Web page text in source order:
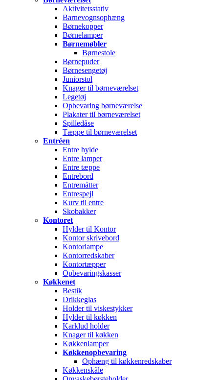
Aktivitetsstativ
Barnevognsophæng
Børnekopper
Børnelamper
Børnemøbler
Børnestole
Børnepuder
Børnesengetøj
Juniorstol
Knager til børneværelset
Legetøj
Opbevaring børneværelse
Plakater til børneværelset
Spilledåse
Tæppe til børneværelset
Entréen
Entre hylde
Entre lamper
Entre tæppe
Entrebord
Entremåtter
Entrespejl
Kurv til entre
Skobakker
Kontoret
Hylder til Kontor
Kontor skrivebord
Kontorlampe
Kontorredskaber
Kontortæpper
Opbevaringskasser
Køkkenet
Bestik
Drikkeglas
Holder til viskestykker
Hylder til køkken
Karklud holder
Knager til køkken
Køkkenlamper
Køkkenopbevaring
Ophæng til køkkenredskaber
Køkkenskåle